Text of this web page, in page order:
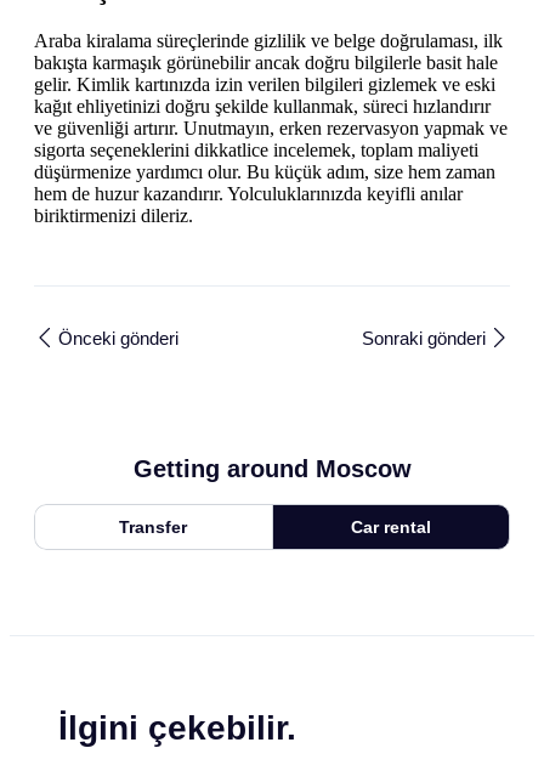
Araba kiralama süreçlerinde gizlilik ve belge doğrulaması, ilk
bakışta karmaşık görünebilir ancak doğru bilgilerle basit hale
gelir. Kimlik kartınızda izin verilen bilgileri gizlemek ve eski
kağıt ehliyetinizi doğru şekilde kullanmak, süreci hızlandırır
ve güvenliği artırır. Unutmayın, erken rezervasyon yapmak ve
sigorta seçeneklerini dikkatlice incelemek, toplam maliyeti
düşürmenize yardımcı olur. Bu küçük adım, size hem zaman
hem de huzur kazandırır. Yolculuklarınızda keyifli anılar
biriktirmenizi dileriz.
Önceki gönderi Sonraki gönderi
Getting around Moscow
Transfer Car rental
İlgini çekebilir.